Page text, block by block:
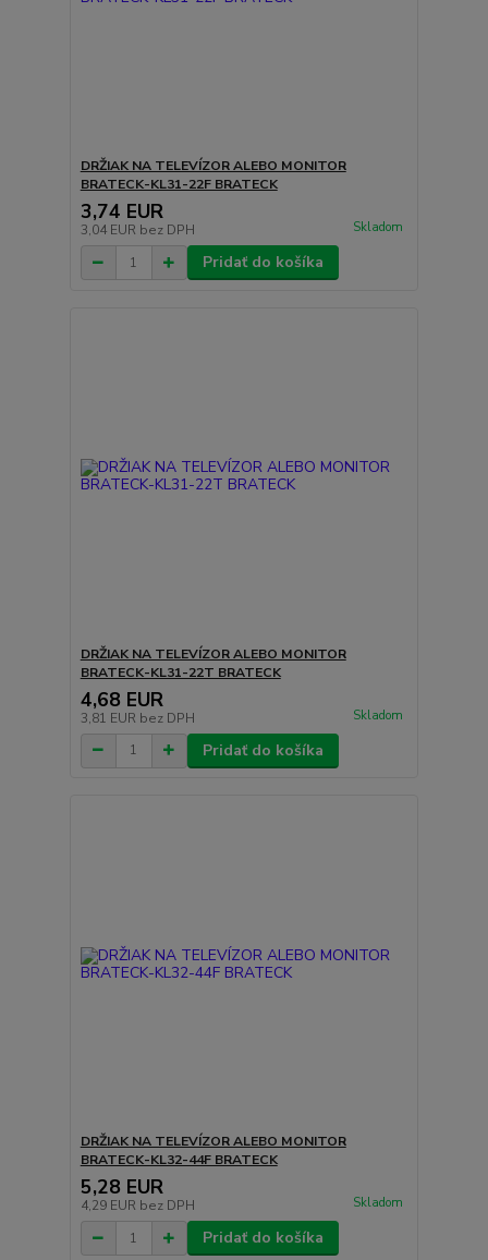
DRŽIAK NA TELEVÍZOR ALEBO MONITOR
BRATECK-KL31-22F BRATECK
3,74 EUR
3,04 EUR bez DPH Skladom
Pridať do košíka
DRŽIAK NA TELEVÍZOR ALEBO MONITOR
BRATECK-KL31-22T BRATECK
4,68 EUR
3,81 EUR bez DPH Skladom
Pridať do košíka
DRŽIAK NA TELEVÍZOR ALEBO MONITOR
BRATECK-KL32-44F BRATECK
5,28 EUR
4,29 EUR bez DPH Skladom
Pridať do košíka